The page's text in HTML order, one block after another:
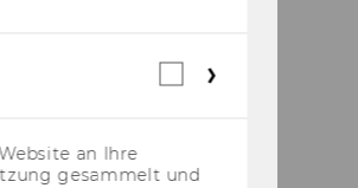
Webstatistik
an Ihre
gesammelt und